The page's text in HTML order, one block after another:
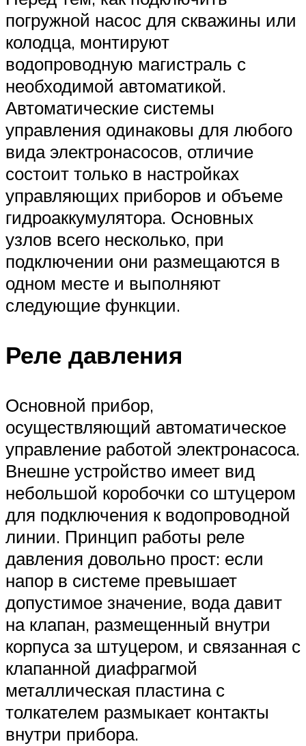
погружной насос для скважины или
колодца, монтируют
водопроводную магистраль с
необходимой автоматикой.
Автоматические системы
управления одинаковы для любого
вида электронасосов, отличие
состоит только в настройках
управляющих приборов и объеме
гидроаккумулятора. Основных
узлов всего несколько, при
подключении они размещаются в
одном месте и выполняют
следующие функции.
Реле давления
Основной прибор,
осуществляющий автоматическое
управление работой электронасоса.
Внешне устройство имеет вид
небольшой коробочки со штуцером
для подключения к водопроводной
линии. Принцип работы реле
давления довольно прост: если
напор в системе превышает
допустимое значение, вода давит
на клапан, размещенный внутри
корпуса за штуцером, и связанная с
клапанной диафрагмой
металлическая пластина с
толкателем размыкает контакты
внутри прибора.